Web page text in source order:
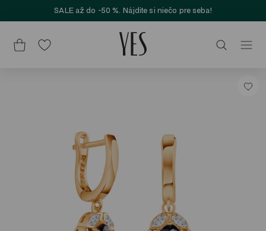
SALE až do -50 %. Nájdite si niečo pre seba!